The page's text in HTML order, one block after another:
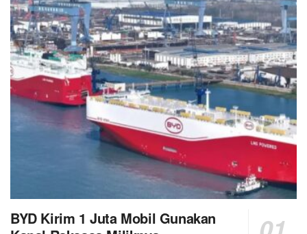
BYD Kirim 1 Juta Mobil Gunakan